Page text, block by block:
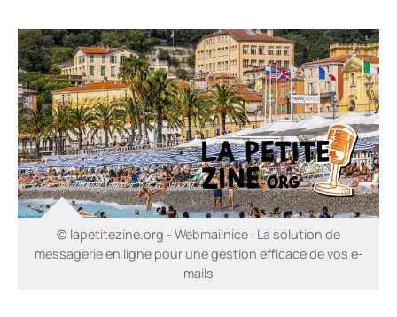
© lapetitezine.org - Webmailnice : La solution de
messagerie en ligne pour une gestion efficace de vos e-
mails